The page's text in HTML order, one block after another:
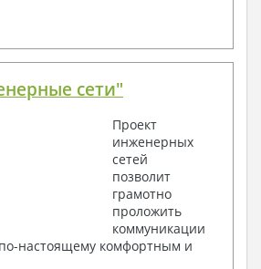
(приобретается по желанию
плату):
с общими данными
система водоснабжения и
схема водоснабжения и
материалов
сети"
Проект
инженерных
сетей
позволит
грамотно
проложить
коммуникации
настоящему комфортным и